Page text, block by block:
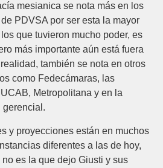
mesianica se nota más en los
PDVSA por ser esta la mayor
que tuvieron mucho poder, es
más importante aún está fuera
también se nota en otros
como Fedecámaras, las
Metropolitana y en la
gerencial.
y proyecciones están en muchos
diferentes a las de hoy,
es la que dejo Giusti y sus